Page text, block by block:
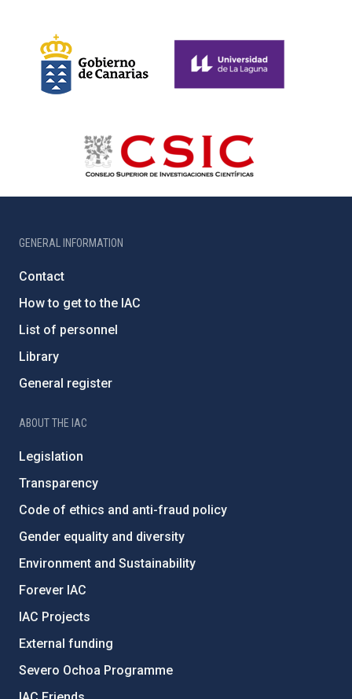
GENERAL INFORMATION
Contact
How to get to the IAC
List of personnel
Library
General register
ABOUT THE IAC
Legislation
Transparency
Code of ethics and anti-fraud policy
Gender equality and diversity
Environment and Sustainability
Forever IAC
IAC Projects
External funding
Severo Ochoa Programme